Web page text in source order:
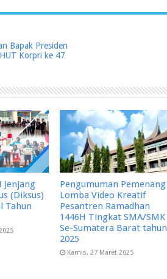
Bapak Presiden
Korpri ke 47
Jenjang
(Diksus)
Tahun
Pengumuman Pemenang
Lomba Video Kreatif
Pesantren Ramadhan
1446H Tingkat SMA/SMK
Se-Sumatera Barat tahun
2025
Kamis, 27 Maret 2025